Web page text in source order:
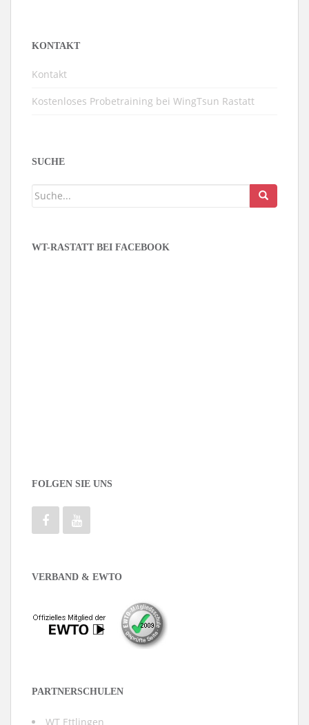
KONTAKT
Kontakt
Kostenloses Probetraining bei WingTsun Rastatt
SUCHE
WT-RASTATT BEI FACEBOOK
FOLGEN SIE UNS
VERBAND & EWTO
PARTNERSCHULEN
WT Ettlingen